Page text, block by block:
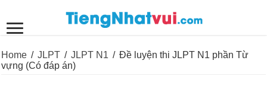
Home / JLPT / JLPT N1 / Đề luyện thi JLPT N1 phần Từ
vựng (Có đáp án)